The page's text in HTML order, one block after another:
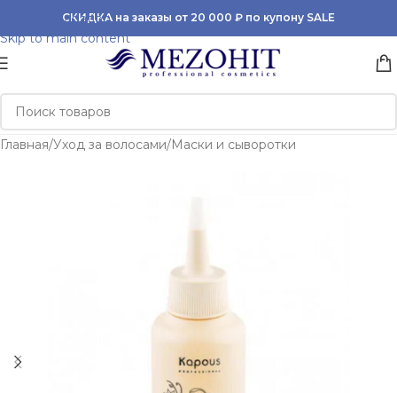
Skip to navigation
Skip to main content
СКИДКА на заказы от 20 000 ₽ по купону SALE
Главная/Уход за волосами/Маски и сыворотки